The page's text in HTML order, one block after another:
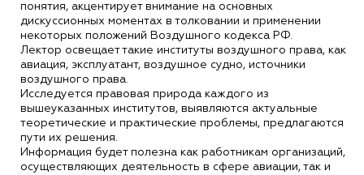
понятия, акцентирует внимание на основных
дискуссионных моментах в толковании и применении
некоторых положений Воздушного кодекса РФ.
Лектор освещает такие институты воздушного права, как
авиация, эксплуатант, воздушное судно, источники
воздушного права.
Исследуется правовая природа каждого из
вышеуказанных институтов, выявляются актуальные
теоретические и практические проблемы, предлагаются
пути их решения.
Информация будет полезна как работникам организаций,
осуществляющих деятельность в сфере авиации, так и